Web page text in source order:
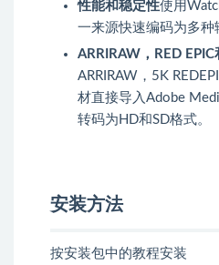
性能和稳定性使用
一来源快速编码为多种
ARRIRAW，RED
ARRIRAW，5K
材直接导入Adobe
转码为HD和SD格式。
安装方法
按安装包中的教程安装